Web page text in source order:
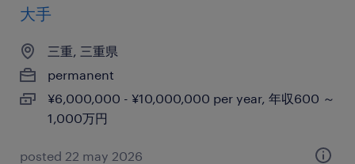
大手
三重, 三重県
permanent
¥6,000,000 - ¥10,000,000 per year, 年収600 ～
1,000万円
posted 22 may 2026